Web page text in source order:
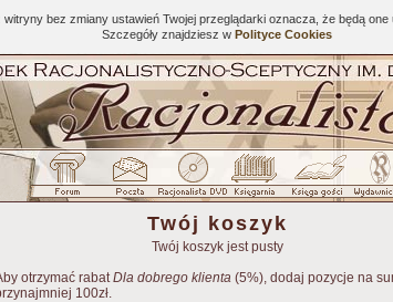
bez zmiany ustawień Twojej przeglądarki oznacza, że będą
Szczegóły znajdziesz w Polityce Cookies
Twój koszyk
Twój koszyk jest pusty
otrzymać rabatDla dobrego klienta (5%), dodaj pozycje na
100zł.